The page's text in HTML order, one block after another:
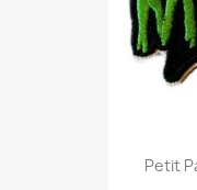
Petit